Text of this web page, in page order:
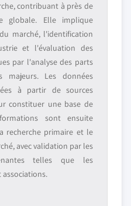
contribuant à près de
globale. Elle implique
marché, l'identification
et l'évaluation des
par l'analyse des parts
majeurs. Les données
à partir de sources
constituer une base de
sont ensuite
recherche primaire et le
avec validation par les
telles que les